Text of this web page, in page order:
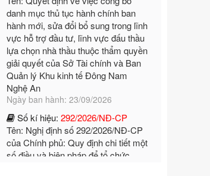
lựa chọn nhà thầu thuộc thẩm quyền
giải quyết của Sở Tài chính và Ban
Quản lý Khu kinh tế Đông Nam
Nghệ An
Ngày ban hành: 23/09/2026
Số kí hiệu:292/2026/NĐ-CP
Tên: Nghị định số 292/2026/NĐ-CP
của Chính phủ: Quy định chi tiết một
số điều và biện pháp để tổ chức,
hướng dẫn thi hành Luật Quản lý
ngoại thương
Ngày ban hành: 21/07/2026